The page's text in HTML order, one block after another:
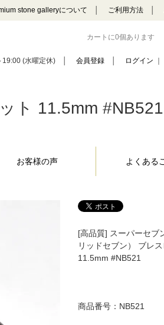
stone galleryについて ご利用方法
カートに0個あります
(水曜定休) 会員登録 ログイン ｜
ト 11.5mm #NB521
お客様の声 よくある
[高品質] スーパーセブ
リッドセブン） ブレス
11.5mm #NB521
商品番号： NB521